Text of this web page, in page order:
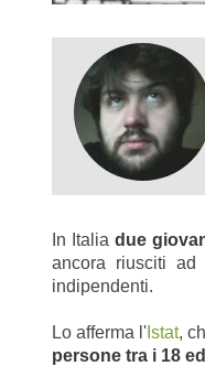
In Italiadue
ancora riusciti ad
indipendenti.
Lo afferma l' Istat,
persone tra i 18